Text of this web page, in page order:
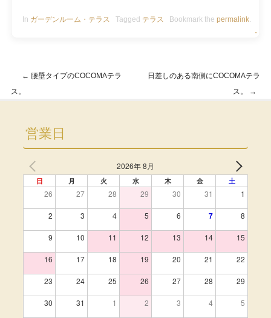
In ガーデンルーム・テラス Tagged テラス Bookmark the permalink.
・
Post navigation
← 腰壁タイプのCOCOMAテラ
ス。
日差しのある南側にCOCOMAテラ
ス。
→
営業日
2026年 8月
日 月 火 水 木 金 土
26 27 28 29 30 31 1
2 3 4 5 6 7 8
9 10 11 12 13 14 15
16 17 18 19 20 21 22
23 24 25 26 27 28 29
30 31 1 2 3 4 5